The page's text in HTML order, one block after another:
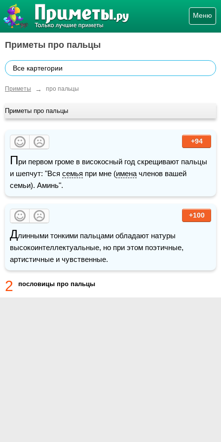
Меню
Приметы про пальцы
Все картегории
Приметы → про пальцы
Приметы про пальцы
+94
При первом громе в високосный год скрещивают пальцы
и шепчут: "Вся семья при мне (имена членов вашей
семьи). Аминь".
+100
Длинными тонкими пальцами обладают натуры
высокоинтеллектуальные, но при этом поэтичные,
артистичные и чувственные.
2 пословицы про пальцы